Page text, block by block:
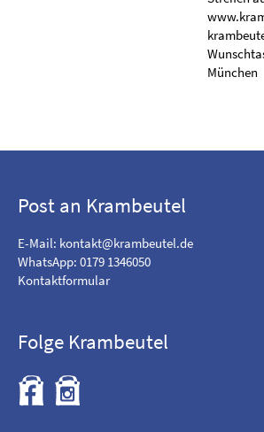
Post an Krambeutel
E-Mail: kontakt@krambeutel.de
WhatsApp: 0179 1346050
Kontaktformular
Folge Krambeutel
F
i
B
e